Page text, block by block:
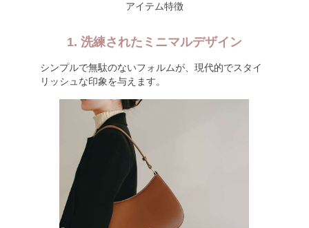
アイテム特徴
1. 洗練されたミニマルデザイン
シンプルで無駄のないフォルムが、現代的でスタイ
リッシュな印象を与えます。